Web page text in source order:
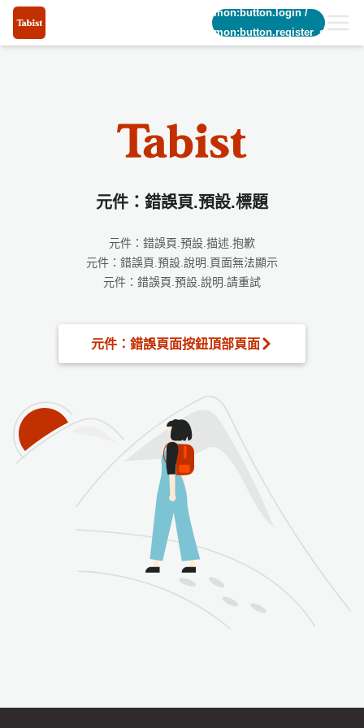
common:button.login/
common:button.register_short
元件：錯誤頁.預設.標題
元件：錯誤頁.預設.描述.抱歉
元件：錯誤頁.預設.說明.頁面無法顯示
元件：錯誤頁.預設.說明.請重試
元件：錯誤頁面按鈕頂部頁面